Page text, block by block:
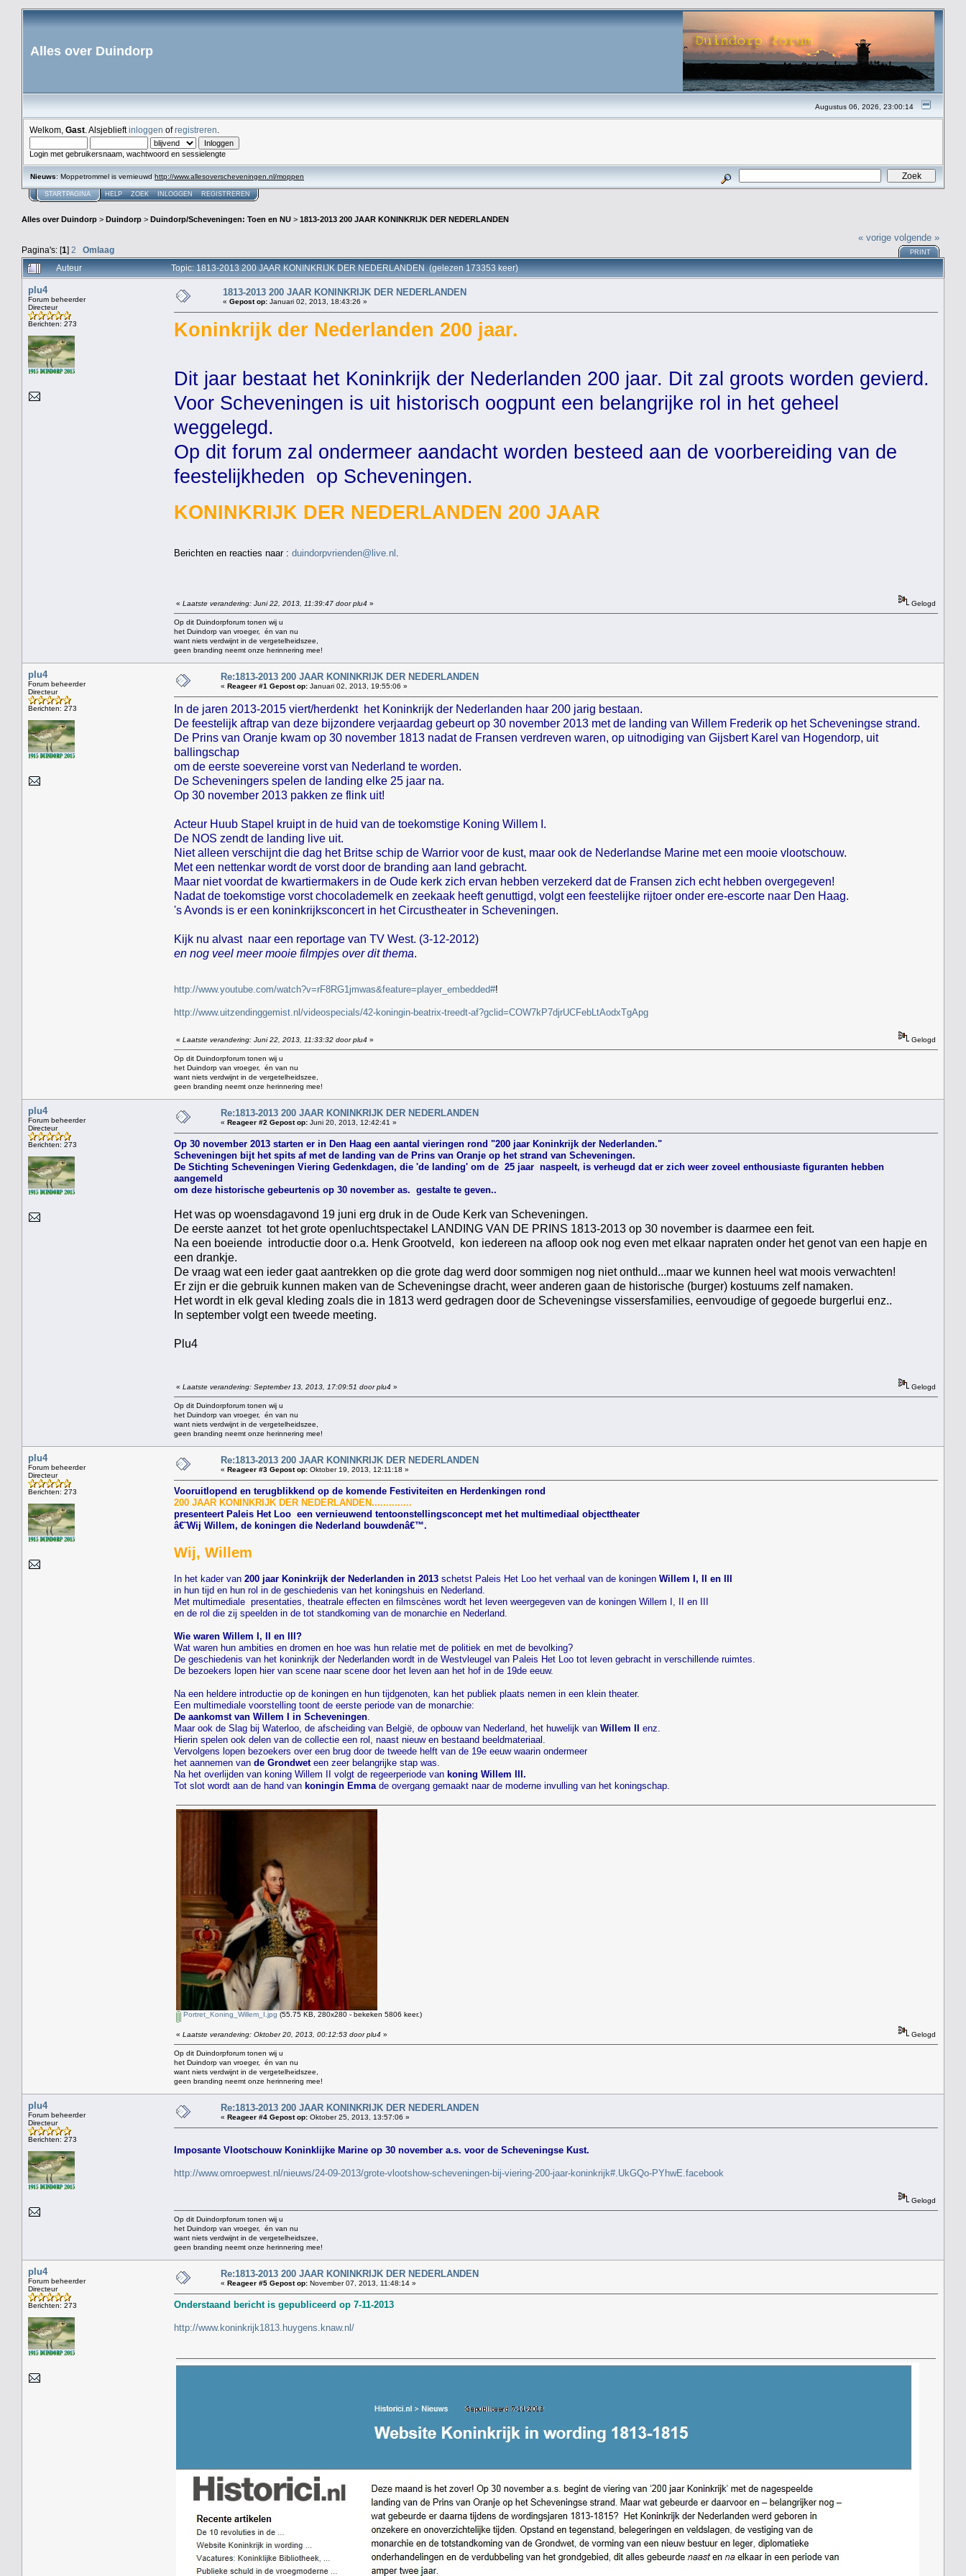
Alles over Duindorp
Augustus 06, 2026, 23:00:14
Welkom, Gast . Alsjeblieftinloggen ofregistreren
Login met gebruikersnaam, wachtwoord en sessielengte
Nieuws: Moppetrommel is vernieuwd http://www.allesoverscheveningen.nl/moppen
STARTPAGINA HELP ZOEK INLOGGEN REGISTREREN
Alles over Duindorp > Duindorp > Duindorp/Scheveningen: Toen en NU > 1813-2013 200 JAAR KONINKRIJK DER NEDERLANDEN
Pagina's: [1] 2 Omlaag
« vorige volgende »
PRINT
Auteur Topic: 1813-2013 200 JAAR KONINKRIJK DER NEDERLANDEN (gelezen 173353 keer)
plu4
Forum beheerder
Directeur
Berichten: 273
1813-2013 200 JAAR KONINKRIJK DER NEDERLANDEN
« Gepost op: Januari 02, 2013, 18:43:26 »
Koninkrijk der Nederlanden 200 jaar.
Dit jaar bestaat het Koninkrijk der Nederlanden 200 jaar. Dit zal groots worden gevierd.
Voor Scheveningen is uit historisch oogpunt een belangrijke rol in het geheel
weggelegd.
Op dit forum zal ondermeer aandacht worden besteed aan de voorbereiding van de
feestelijkheden op Scheveningen.
KONINKRIJK DER NEDERLANDEN 200 JAAR
Berichten en reacties naar : duindorpvrienden@live.nl
« Laatste verandering: Juni 22, 2013, 11:39:47 door plu4 » Gelogd
Op dit Duindorpforum tonen wij u
het Duindorp van vroeger, én van nu
want niets verdwijnt in de vergetelheidszee,
geen branding neemt onze herinnering mee!
plu4
Forum beheerder
Directeur
Berichten: 273
Re:1813-2013 200 JAAR KONINKRIJK DER NEDERLANDEN
« Reageer #1 Gepost op: Januari 02, 2013, 19:55:06 »
In de jaren 2013-2015 viert/herdenkt het Koninkrijk der Nederlanden haar 200 jarig bestaan.
De feestelijk aftrap van deze bijzondere verjaardag gebeurt op 30 november 2013 met de landing van Willem Frederik op het Scheveningse strand.
De Prins van Oranje kwam op 30 november 1813 nadat de Fransen verdreven waren, op uitnodiging van Gijsbert Karel van Hogendorp, uit
ballingschap
om de eerste soevereine vorst van Nederland te worden.
De Scheveningers spelen de landing elke 25 jaar na.
Op 30 november 2013 pakken ze flink uit!
Acteur Huub Stapel kruipt in de huid van de toekomstige Koning Willem I.
De NOS zendt de landing live uit.
Niet alleen verschijnt die dag het Britse schip de Warrior voor de kust, maar ook de Nederlandse Marine met een mooie vlootschouw.
Met een nettenkar wordt de vorst door de branding aan land gebracht.
Maar niet voordat de kwartiermakers in de Oude kerk zich ervan hebben verzekerd dat de Fransen zich echt hebben overgegeven!
Nadat de toekomstige vorst chocolademelk en zeekaak heeft genuttigd, volgt een feestelijke rijtoer onder ere-escorte naar Den Haag.
's Avonds is er een koninkrijksconcert in het Circustheater in Scheveningen.
Kijk nu alvast naar een reportage van TV West. (3-12-2012)
en nog veel meer mooie filmpjes over dit thema.
http://www.youtube.com/watch?v=rF8RG1jmwas&feature=player_embedded#!
http://www.uitzendinggemist.nl/videospecials/42-koningin-beatrix-treedt-af?gclid=COW7kP7djrUCFebLtAodxTgApg
« Laatste verandering: Juni 22, 2013, 11:33:32 door plu4 » Gelogd
Op dit Duindorpforum tonen wij u
het Duindorp van vroeger, én van nu
want niets verdwijnt in de vergetelheidszee,
geen branding neemt onze herinnering mee!
plu4
Forum beheerder
Directeur
Berichten: 273
Re:1813-2013 200 JAAR KONINKRIJK DER NEDERLANDEN
« Reageer #2 Gepost op: Juni 20, 2013, 12:42:41 »
Op 30 november 2013 starten er in Den Haag een aantal vieringen rond "200 jaar Koninkrijk der Nederlanden."
Scheveningen bijt het spits af met de landing van de Prins van Oranje op het strand van Scheveningen.
De Stichting Scheveningen Viering Gedenkdagen, die 'de landing' om de 25 jaar naspeelt, is verheugd dat er zich weer zoveel enthousiaste figuranten hebben
aangemeld
om deze historische gebeurtenis op 30 november as. gestalte te geven..
Het was op woensdagavond 19 juni erg druk in de Oude Kerk van Scheveningen.
De eerste aanzet tot het grote openluchtspectakel LANDING VAN DE PRINS 1813-2013 op 30 november is daarmee een feit.
Na een boeiende introductie door o.a. Henk Grootveld, kon iedereen na afloop ook nog even met elkaar napraten onder het genot van een hapje en
een drankje.
De vraag wat een ieder gaat aantrekken op die grote dag werd door sommigen nog niet onthuld...maar we kunnen heel wat moois verwachten!
Er zijn er die gebruik kunnen maken van de Scheveningse dracht, weer anderen gaan de historische (burger) kostuums zelf namaken.
Het wordt in elk geval kleding zoals die in 1813 werd gedragen door de Scheveningse vissersfamilies, eenvoudige of gegoede burgerlui enz..
In september volgt een tweede meeting.
Plu4
« Laatste verandering: September 13, 2013, 17:09:51 door plu4 » Gelogd
Op dit Duindorpforum tonen wij u
het Duindorp van vroeger, én van nu
want niets verdwijnt in de vergetelheidszee,
geen branding neemt onze herinnering mee!
plu4
Forum beheerder
Directeur
Berichten: 273
Re:1813-2013 200 JAAR KONINKRIJK DER NEDERLANDEN
« Reageer #3 Gepost op: Oktober 19, 2013, 12:11:18 »
Vooruitlopend en terugblikkend op de komende Festiviteiten en Herdenkingen rond
200 JAAR KONINKRIJK DER NEDERLANDEN..............
presenteert Paleis Het Loo een vernieuwend tentoonstellingsconcept met het multimediaal objecttheater
â€˜Wij Willem, de koningen die Nederland bouwdenâ€™.
Wij, Willem
In het kader van 200 jaar Koninkrijk der Nederlanden in 2013 schetst Paleis Het Loo het verhaal van de koningen Willem I, II en III
in hun tijd en hun rol in de geschiedenis van het koningshuis en Nederland.
Met multimediale presentaties, theatrale effecten en filmscènes wordt het leven weergegeven van de koningen Willem I, II en III
en de rol die zij speelden in de tot standkoming van de monarchie en Nederland.
Wie waren Willem I, II en III?
Wat waren hun ambities en dromen en hoe was hun relatie met de politiek en met de bevolking?
De geschiedenis van het koninkrijk der Nederlanden wordt in de Westvleugel van Paleis Het Loo tot leven gebracht in verschillende ruimtes.
De bezoekers lopen hier van scene naar scene door het leven aan het hof in de 19de eeuw.
Na een heldere introductie op de koningen en hun tijdgenoten, kan het publiek plaats nemen in een klein theater.
Een multimediale voorstelling toont de eerste periode van de monarchie:
De aankomst van Willem I in Scheveningen
Maar ook de Slag bij Waterloo, de afscheiding van België, de opbouw van Nederland, het huwelijk van Willem II enz.
Hierin spelen ook delen van de collectie een rol, naast nieuw en bestaand beeldmateriaal.
Vervolgens lopen bezoekers over een brug door de tweede helft van de 19e eeuw waarin ondermeer
het aannemen van de Grondweteen zeer belangrijke stap was.
Na het overlijden van koning Willem II volgt de regeerperiode van koning Willem III.
Tot slot wordt aan de hand van koningin Emma de overgang gemaakt naar de moderne invulling van het koningschap.
Portret_Koning_Willem_I.jpg (55.75 KB, 280x280 - bekeken 5806 keer.)
« Laatste verandering: Oktober 20, 2013, 00:12:53 door plu4 » Gelogd
Op dit Duindorpforum tonen wij u
het Duindorp van vroeger, én van nu
want niets verdwijnt in de vergetelheidszee,
geen branding neemt onze herinnering mee!
plu4
Forum beheerder
Directeur
Berichten: 273
Re:1813-2013 200 JAAR KONINKRIJK DER NEDERLANDEN
« Reageer #4 Gepost op: Oktober 25, 2013, 13:57:06 »
Imposante Vlootschouw Koninklijke Marine op 30 november a.s. voor de Scheveningse Kust.
http://www.omroepwest.nl/nieuws/24-09-2013/grote-vlootshow-scheveningen-bij-viering-200-jaar-koninkrijk#.UkGQo-PYhwE.facebook
Gelogd
Op dit Duindorpforum tonen wij u
het Duindorp van vroeger, én van nu
want niets verdwijnt in de vergetelheidszee,
geen branding neemt onze herinnering mee!
plu4
Forum beheerder
Directeur
Berichten: 273
Re:1813-2013 200 JAAR KONINKRIJK DER NEDERLANDEN
« Reageer #5 Gepost op: November 07, 2013, 11:48:14 »
Onderstaand bericht is gepubliceerd op 7-11-2013
http://www.koninkrijk1813.huygens.knaw.nl/